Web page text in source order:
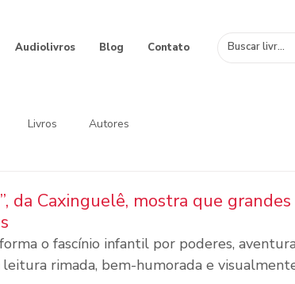
Audiolivros Blog Contato
Livros Autores
da Caxinguelê, mostra que
o fascínio infantil por poderes,
rimada, bem-humorada e